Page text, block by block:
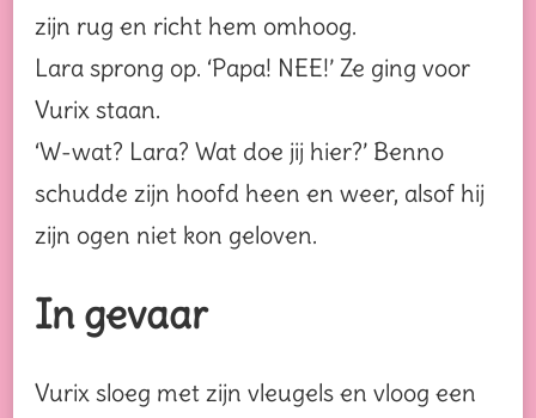
zijn rug en richt hem omhoog.
Lara sprong op. ‘Papa! NEE!’ Ze ging voor
Vurix staan.
‘W-wat? Lara? Wat doe jij hier?’ Benno
schudde zijn hoofd heen en weer, alsof hij
zijn ogen niet kon geloven.
In gevaar
Vurix sloeg met zijn vleugels en vloog een